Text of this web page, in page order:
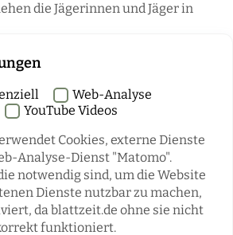
die Jägerinnen und Jäger in
Web-Analyse
YouTube Videos
Cookies, externe Dienste
Analyse-Dienst "Matomo".
notwendig sind, um die Website
Dienste nutzbar zu machen,
da blattzeit.de ohne sie nicht
funktioniert.